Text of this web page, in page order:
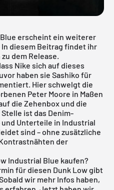
erscheint ein weiterer
diesem Beitrag findet ihr
dem Release.
Nike sich auf dieses
haben sie Sashiko für
Hier schwelgt die
Peter Moore in Maßen
die Zehenbox und die
ist das Denim-
und Unterteile in Industrial
sind – ohne zusätzliche
der
Industrial Blue kaufen?
für diesen Dunk Low gibt
wir mehr Infos haben,